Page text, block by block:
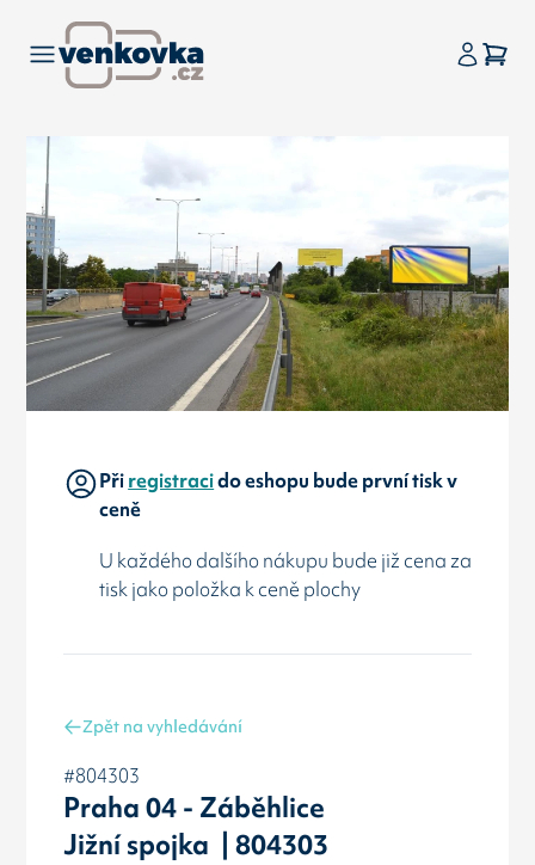
Přiregistracido eshopu bude první tisk v
ceně
U každého dalšího nákupu bude již cena za
tisk jako položka k ceně plochy
Zpět na vyhledávání
#804303
Praha 04 - Záběhlice
Jižní spojka | 804303